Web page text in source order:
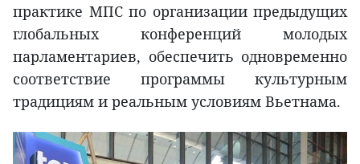
практике МПС по организации предыдущих
глобальных конференций молодых
парламентариев, обеспечить одновременно
соответствие программы культурным
традициям и реальным условиям Вьетнама.